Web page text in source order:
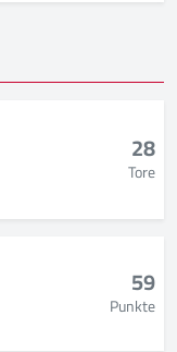
28
Tore
59
Punkte